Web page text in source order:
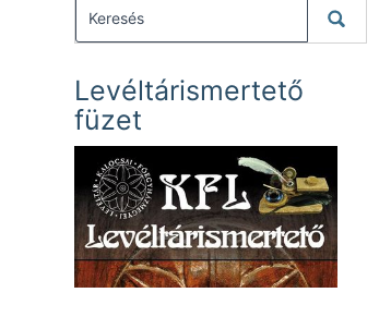
Levéltárismertető
füzet